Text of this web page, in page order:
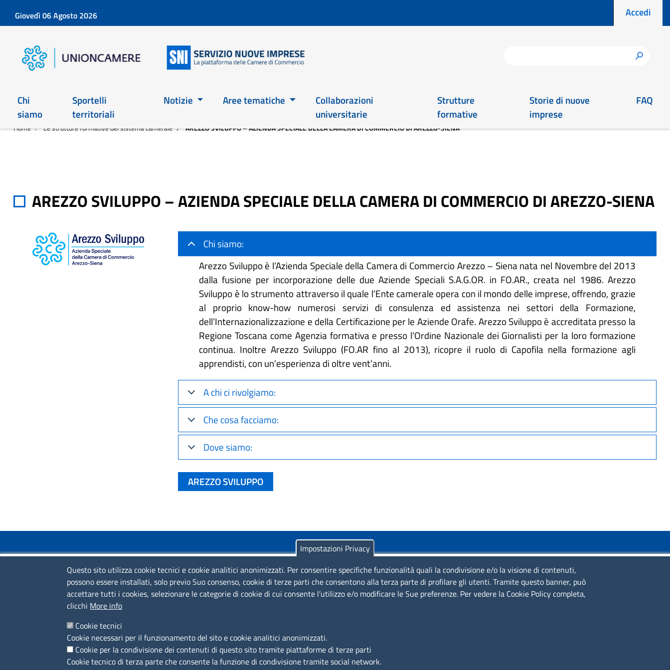
Giovedì 06 Agosto 2026 Menu
Accedi
h
Main 2026
Chi
siamo
Sportelli
territoriali
Notizie Aree tematiche
Collaborazioni
universitarie
Strutture
formative
Storie di nuove
imprese
FAQ
Home Le strutture formative del sistema camerale AREZZO SVILUPPO – AZIENDA SPECIALE DELLA CAMERA DI COMMERCIO DI AREZZO-SIENA
AREZZO SVILUPPO – AZIENDA SPECIALE DELLA CAMERA DI COMMERCIO DI AREZZO-SIENA
Chi siamo:
Arezzo Sviluppo è l’Azienda Speciale della Camera di Commercio Arezzo – Siena nata nel Novembre del 2013
dalla fusione per incorporazione delle due Aziende Speciali S.A.G.OR. in FO.AR., creata nel 1986. Arezzo
Sviluppo è lo strumento attraverso il quale l’Ente camerale opera con il mondo delle imprese, offrendo, grazie
al proprio know-how numerosi servizi di consulenza ed assistenza nei settori della Formazione,
dell’Internazionalizzazione e della Certificazione per le Aziende Orafe. Arezzo Sviluppo è accreditata presso la
Regione Toscana come Agenzia formativa e presso l’Ordine Nazionale dei Giornalisti per la loro formazione
continua. Inoltre Arezzo Sviluppo (FO.AR fino al 2013), ricopre il ruolo di Capofila nella formazione agli
apprendisti, con un’esperienza di oltre vent’anni.
A chi ci rivolgiamo:
Che cosa facciamo:
Dove siamo:
AREZZO SVILUPPO
COLLEGAMENTI VELOCI
Colloqui di primo orientamento
Colloqui specialistici
Sportelli territoriali
Piazza Sallustio, 21 - 00187 Roma
C.F.: 01484460587
P.Iva: 01000211001
SERVIZIO REALIZZATO DA
Impostazioni Privacy
Questo sito utilizza cookie tecnici e cookie analitici anonimizzati. Per consentire specifiche funzionalità quali la condivisione e/o la visione di contenuti,
possono essere installati, solo previo Suo consenso, cookie di terze parti che consentono alla terza parte di profilare gli utenti. Tramite questo banner, può
accettare tutti i cookies, selezionare le categorie di cookie di cui consente l’utilizzo e/o modificare le Sue preferenze. Per vedere la Cookie Policy completa,
clicchi More info
Cookie tecnici
Cookie necessari per il funzionamento del sito e cookie analitici anonimizzati.
Cookie per la condivisione dei contenuti di questo sito tramite piattaforme di terze parti
Cookie tecnico di terza parte che consente la funzione di condivisione tramite social network.